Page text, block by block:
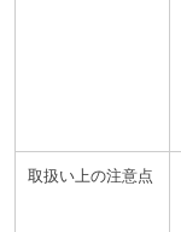
取扱い上の注意点